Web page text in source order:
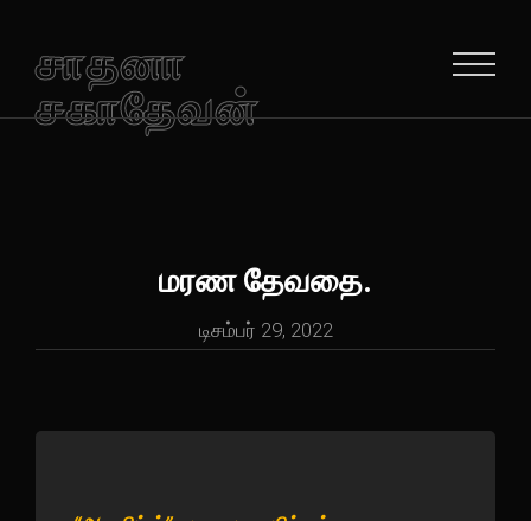
சாதனா
சகாதேவன்
மரண தேவதை.
டிசம்பர் 29, 2022